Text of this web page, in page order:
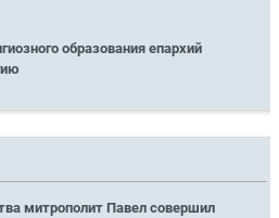
образования епархий
митрополит Павел совершил